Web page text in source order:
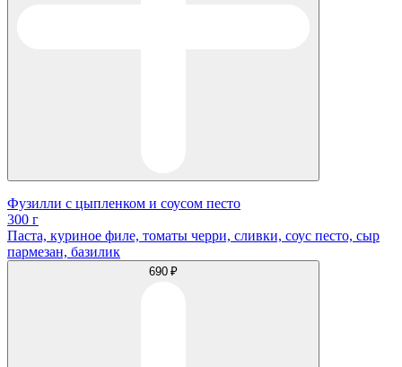
Фузилли с цыпленком и соусом песто
300 г
Паста, куриное филе, томаты черри, сливки, соус песто, сыр
пармезан, базилик
690 ₽